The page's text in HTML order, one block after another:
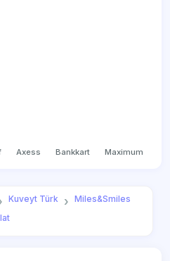
Axess Bankkart Maximum
Kuveyt Türk
Miles&Smiles